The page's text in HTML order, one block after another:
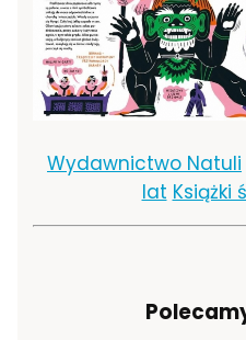
Wydawnictwo Natuli
lat Książki